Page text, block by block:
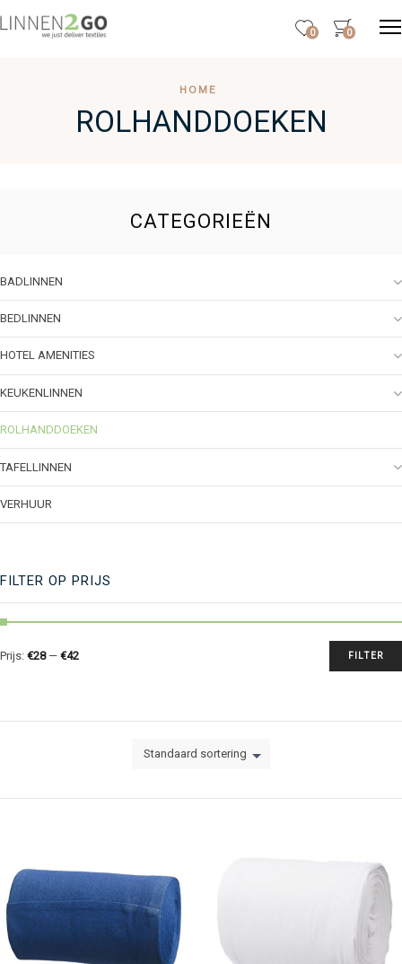
0 0
HOME
ROLHANDDOEKEN
Standaard sortering
CATEGORIEËN
BADLINNEN
BEDLINNEN
HOTEL AMENITIES
KEUKENLINNEN
ROLHANDDOEKEN
TAFELLINNEN
VERHUUR
FILTER OP PRIJS
FILTER
Prijs: €28— €42